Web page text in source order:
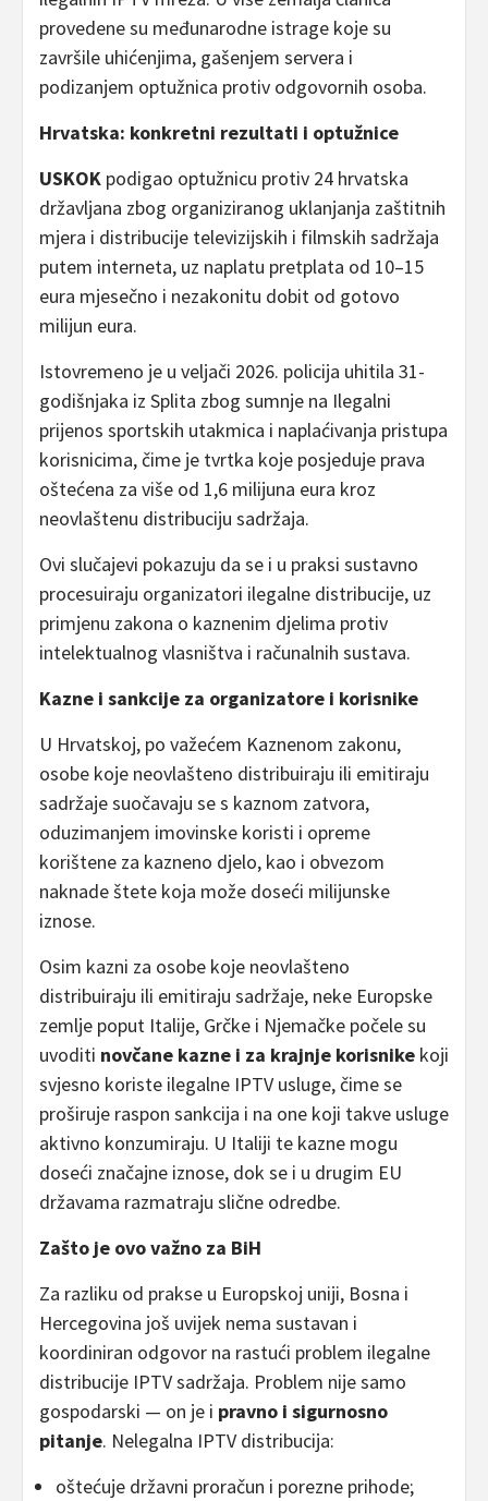
provedene su međunarodne istrage koje su
završile uhićenjima, gašenjem servera i
podizanjem optužnica protiv odgovornih osoba.
Hrvatska: konkretni rezultati i optužnice
USKOK podigao optužnicu protiv 24 hrvatska
državljana zbog organiziranog uklanjanja zaštitnih
mjera i distribucije televizijskih i filmskih sadržaja
putem interneta, uz naplatu pretplata od 10–15
eura mjesečno i nezakonitu dobit od gotovo
milijun eura.
Istovremeno je u veljači 2026. policija uhitila 31-
godišnjaka iz Splita zbog sumnje na Ilegalni
prijenos sportskih utakmica i naplaćivanja pristupa
korisnicima, čime je tvrtka koje posjeduje prava
oštećena za više od 1,6 milijuna eura kroz
neovlaštenu distribuciju sadržaja.
Ovi slučajevi pokazuju da se i u praksi sustavno
procesuiraju organizatori ilegalne distribucije, uz
primjenu zakona o kaznenim djelima protiv
intelektualnog vlasništva i računalnih sustava.
Kazne i sankcije za organizatore i korisnike
U Hrvatskoj, po važećem Kaznenom zakonu,
osobe koje neovlašteno distribuiraju ili emitiraju
sadržaje suočavaju se s kaznom zatvora,
oduzimanjem imovinske koristi i opreme
korištene za kazneno djelo, kao i obvezom
naknade štete koja može doseći milijunske
iznose.
Osim kazni za osobe koje neovlašteno
distribuiraju ili emitiraju sadržaje, neke Europske
zemlje poput Italije, Grčke i Njemačke počele su
uvoditi novčane kazne i za krajnje korisnike koji
svjesno koriste ilegalne IPTV usluge, čime se
proširuje raspon sankcija i na one koji takve usluge
aktivno konzumiraju. U Italiji te kazne mogu
doseći značajne iznose, dok se i u drugim EU
državama razmatraju slične odredbe.
Zašto je ovo važno za BiH
Za razliku od prakse u Europskoj uniji, Bosna i
Hercegovina još uvijek nema sustavan i
koordiniran odgovor na rastući problem ilegalne
distribucije IPTV sadržaja. Problem nije samo
gospodarski — on je i pravno i sigurnosno
pitanje. Nelegalna IPTV distribucija:
oštećuje državni proračun i porezne prihode;